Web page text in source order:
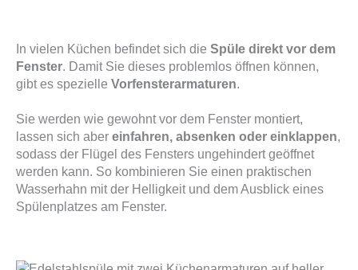
In vielen Küchen befindet sich die Spüle direkt vor dem
Fenster. Damit Sie dieses problemlos öffnen können,
gibt es spezielle Vorfensterarmaturen.
Sie werden wie gewohnt vor dem Fenster montiert,
lassen sich aber einfahren, absenken oder einklappen,
sodass der Flügel des Fensters ungehindert geöffnet
werden kann. So kombinieren Sie einen praktischen
Wasserhahn mit der Helligkeit und dem Ausblick eines
Spülenplatzes am Fenster.